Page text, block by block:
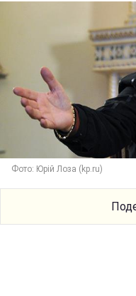
Фото: Юрій Лоза (kp.ru)